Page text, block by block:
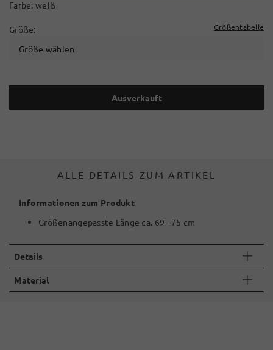
Farbe: weiß
Größe: Größentabelle
Größe wählen
Ausverkauft
ALLE DETAILS ZUM ARTIKEL
Informationen zum Produkt
Größenangepasste Länge ca. 69 - 75 cm
Details
Material